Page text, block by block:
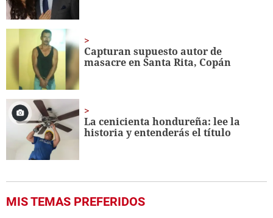
Capturan supuesto autor de
masacre en Santa Rita, Copán
La cenicienta hondureña: lee la
historia y entenderás el título
MIS TEMAS PREFERIDOS